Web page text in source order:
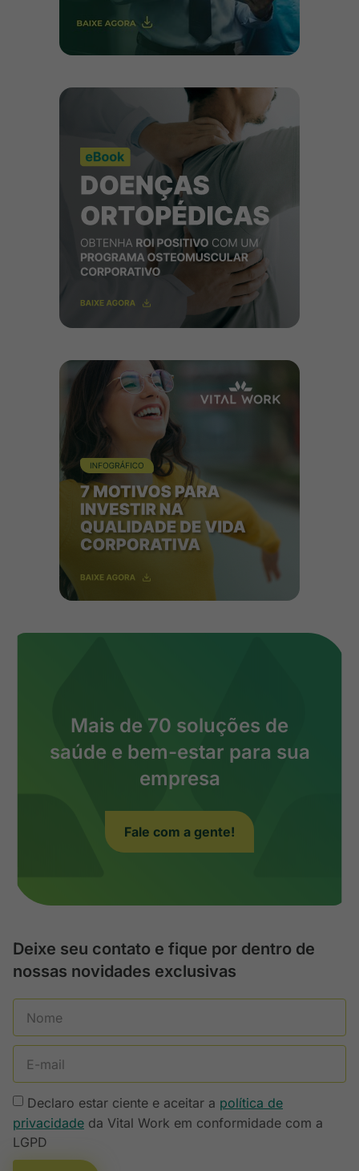
Mais de 70 soluções de
saúde e bem-estar para sua
empresa
Fale com a gente!
Deixe seu contato e fique por dentro de
nossas novidades exclusivas
Declaro estar ciente e aceitar a política de
privacidade da Vital Work em conformidade com a
LGPD